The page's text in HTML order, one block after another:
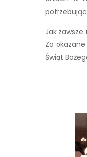
Jak
Za
Świąt